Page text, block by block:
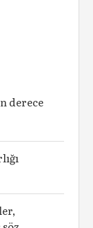
derece